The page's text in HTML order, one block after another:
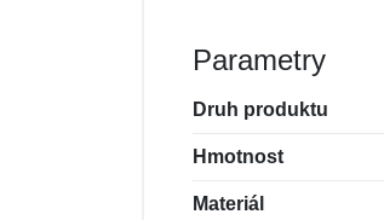
Parametry
Druh produktu
Hmotnost
Materiál